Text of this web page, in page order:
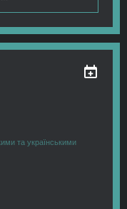
та українськими